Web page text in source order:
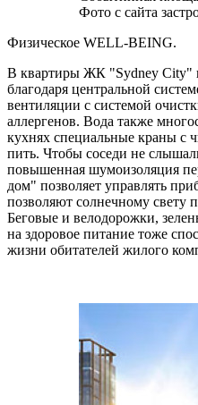
Фото с сайта
Физическое WELL-BEING.
В квартиры ЖК "Sydney City"
благодаря центральной
вентиляции с системой
аллергенов. Вода также
кухнях специальные краны с
пить. Чтобы соседи не
повышенная шумоизоляция
дом" позволяет управлять
позволяют солнечному свету
Беговые и велодорожки,
на здоровое питание тоже
жизни обитателей жилого